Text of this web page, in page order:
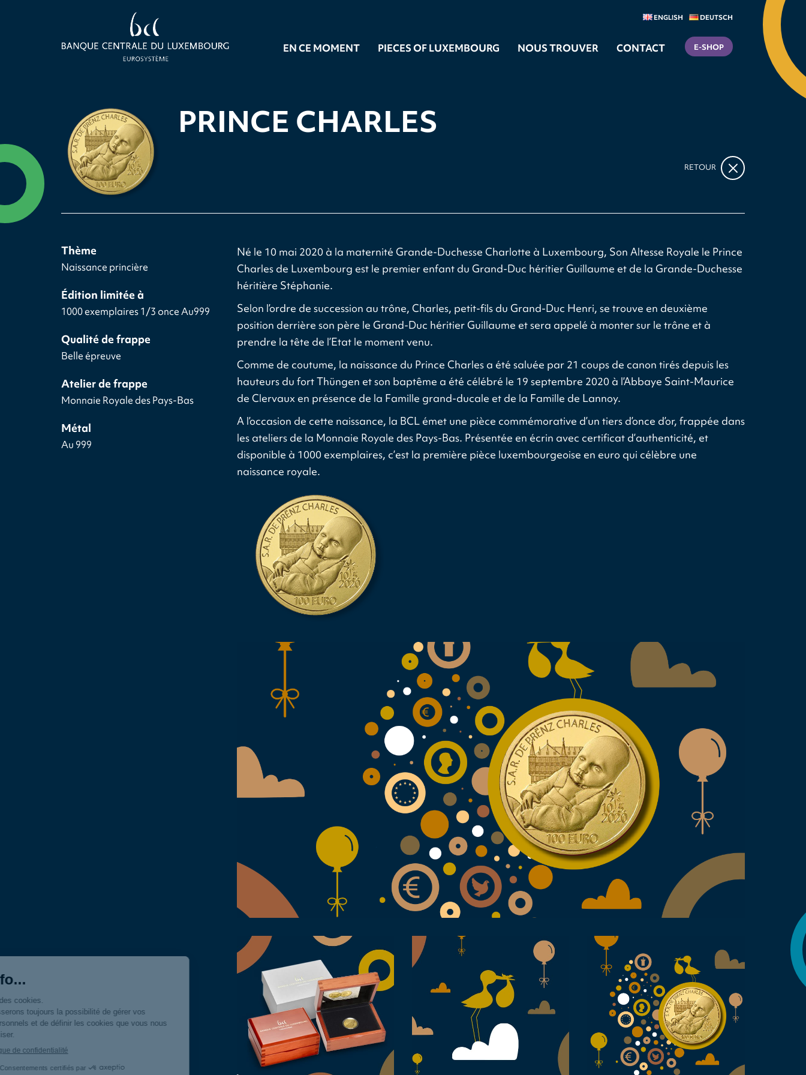
ENGLISH DEUTSCH
EN CE MOMENT PIECES OF LUXEMBOURG NOUS TROUVER CONTACT E-SHOP
PRINCE CHARLES
RETOUR
Thème
Naissance princière
Édition limitée à
1000 exemplaires 1/3 once Au999
Qualité de frappe
Belle épreuve
Atelier de frappe
Monnaie Royale des Pays-Bas
Métal
Au 999
Né le 10 mai 2020 à la maternité Grande-Duchesse Charlotte à Luxembourg, Son Altesse Royale le Prince
Charles de Luxembourg est le premier enfant du Grand-Duc héritier Guillaume et de la Grande-Duchesse
héritière Stéphanie.
Selon l’ordre de succession au trône, Charles, petit-fils du Grand-Duc Henri, se trouve en deuxième
position derrière son père le Grand-Duc héritier Guillaume et sera appelé à monter sur le trône et à
prendre la tête de l’Etat le moment venu.
Comme de coutume, la naissance du Prince Charles a été saluée par 21 coups de canon tirés depuis les
hauteurs du fort Thüngen et son baptême a été célébré le 19 septembre 2020 à l’Abbaye Saint-Maurice
de Clervaux en présence de la Famille grand-ducale et de la Famille de Lannoy.
A l’occasion de cette naissance, la BCL émet une pièce commémorative d’un tiers d’once d’or, frappée dans
les ateliers de la Monnaie Royale des Pays-Bas. Présentée en écrin avec certificat d’authenticité, et
disponible à 1000 exemplaires, c’est la première pièce luxembourgeoise en euro qui célèbre une
naissance royale.